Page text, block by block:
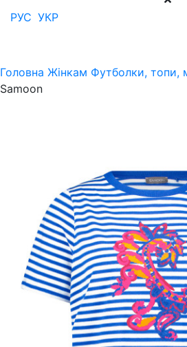
РУС УКР
Головна Жінкам Футболки, топи,
Samoon